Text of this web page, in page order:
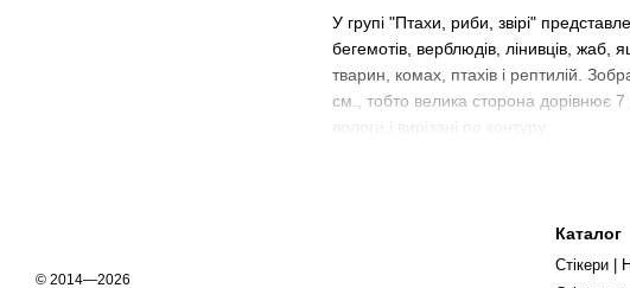
У групі "Птахи, риби, звірі"
бегемотів, верблюдів, лінивців, жаб,
тварин, комах, птахів і рептилій.
см., тобто велика сторона дорівнює 7
вологи і вирізані по контуру.
© 2014—2026
Каталог
Стікери |